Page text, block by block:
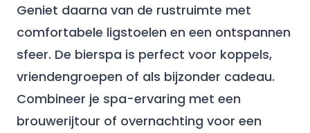
Geniet daarna van de rustruimte met
comfortabele ligstoelen en een ontspannen
sfeer. De bierspa is perfect voor koppels,
vriendengroepen of als bijzonder cadeau.
Combineer je spa-ervaring met een
brouwerijtour of overnachting voor een